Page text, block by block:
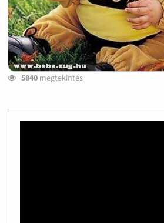
5840megtekintés